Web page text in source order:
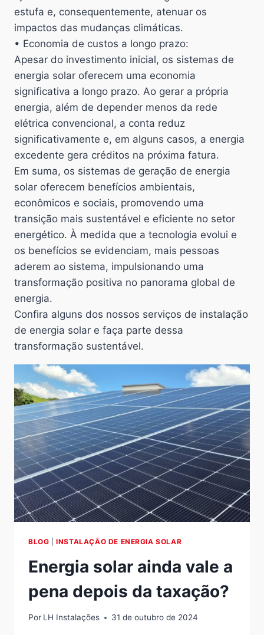
estufa e, consequentemente, atenuar os
impactos das mudanças climáticas.
• Economia de custos a longo prazo:
Apesar do investimento inicial, os sistemas de
energia solar oferecem uma economia
significativa a longo prazo. Ao gerar a própria
energia, além de depender menos da rede
elétrica convencional, a conta reduz
significativamente e, em alguns casos, a energia
excedente gera créditos na próxima fatura.
Em suma, os sistemas de geração de energia
solar oferecem benefícios ambientais,
econômicos e sociais, promovendo uma
transição mais sustentável e eficiente no setor
energético. À medida que a tecnologia evolui e
os benefícios se evidenciam, mais pessoas
aderem ao sistema, impulsionando uma
transformação positiva no panorama global de
energia.
Confira alguns dos nossos serviços de instalação
de energia solar e faça parte dessa
transformação sustentável.
BLOG |INSTALAÇÃO DE ENERGIA SOLAR
Energia solar ainda vale a
pena depois da taxação?
Por LH Instalações 31 de outubro de 2024